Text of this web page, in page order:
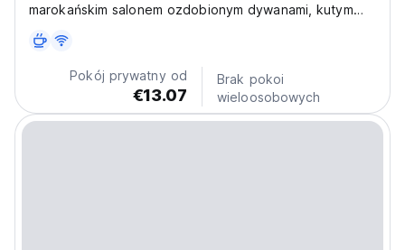
marokańskim salonem ozdobionym dywanami, kutym
Pokój prywatny od
€13.07
Brak pokoi
wieloosobowych